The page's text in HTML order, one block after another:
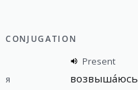
CONJUGATION
Present
я
возвыша́юсь